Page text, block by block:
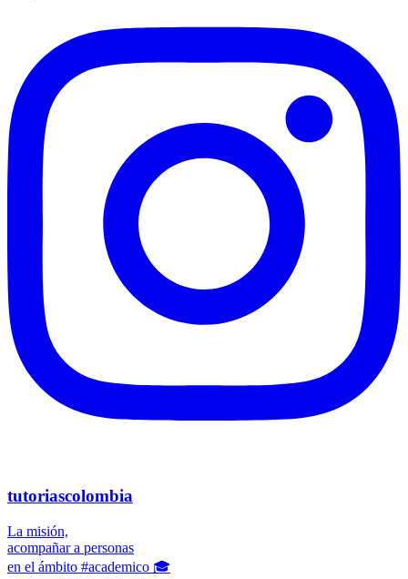
tutoriascolombia
La misión,
acompañar a personas
en el ámbito #academico 🎓